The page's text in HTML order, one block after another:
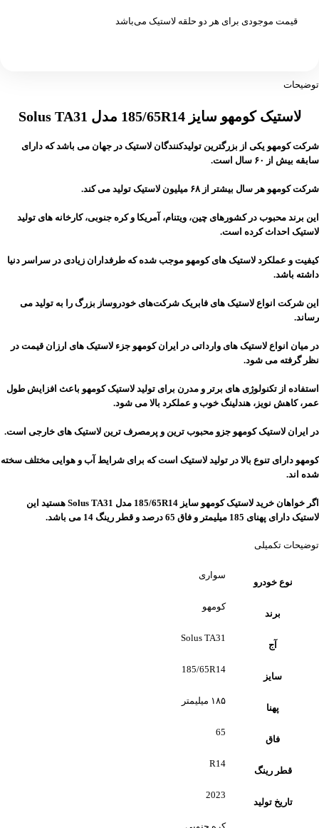
قیمت موجودی برای هر دو حلقه لاستیک می‌باشد
توضیحات
لاستیک کومهو سایز 185/65R14 مدل Solus TA31
شرکت کومهو یکی از بزرگترین تولیدکنندگان لاستیک در جهان می باشد که دارای
سابقه بیش از ۶۰ سال است.
شرکت کومهو هر سال بیشتر از ۶۸ میلیون لاستیک تولید می کند.
این برند محبوب در کشورهای چین، ویتنام، آمریکا و کره جنوبی، کارخانه­ های تولید
لاستیک احداث کرده است.
کیفیت و عملکرد لاستیک های کومهو موجب شده که طرفداران زیادی در سراسر دنیا
داشته باشد.
این شرکت انواع لاستیک های فابریک شرکت‌های خودروساز بزرگ را به تولید می
رساند.
در میان انواع لاستیک های وارداتی در ایران کومهو جزء لاستیک های ارزان قیمت در
نظر گرفته می شود.
استفاده از تکنولوژی های برتر و مدرن برای تولید لاستیک کومهو باعث افزایش طول
عمر، کاهش نویز، هندلینگ خوب و عملکرد بالا می شود.
در ایران لاستیک کومهو جزو محبوب ترین و پرمصرف ترین لاستیک های خارجی است.
کومهو دارای تنوع بالا در تولید لاستیک است که برای شرایط آب و هوایی مختلف سخته
شده اند.
اگر خواهان خرید لاستیک کومهو سایز 185/65R14 مدل Solus TA31 هستید این
لاستیک دارای پهنای 185 میلیمتر و فاق 65 درصد و قطر رینگ 14 می باشد.
توضیحات تکمیلی
نوع خودرو
سواری
برند
کومهو
آج
Solus TA31
سایز
185/65R14
پهنا
۱۸۵ میلیمتر
فاق
65
قطر رینگ
R14
تاریخ تولید
2023